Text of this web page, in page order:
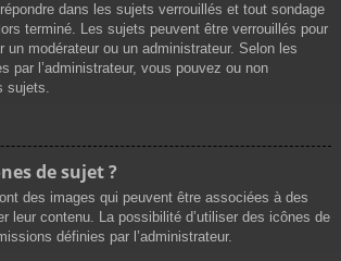
dans les sujets verrouillés et tout sondage
terminé. Les sujets peuvent être verrouillés pour
un modérateur ou un administrateur. Selon les
par l’administrateur, vous pouvez ou non
sujets.
de sujet ?
des images qui peuvent être associées à des
leur contenu. La possibilité d’utiliser des icônes de
définies par l’administrateur.